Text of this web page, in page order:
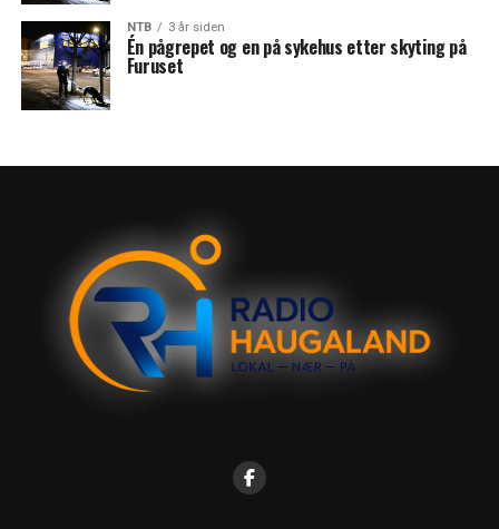
NTB 3 år siden
Én pågrepet og en på sykehus etter skyting på
Furuset